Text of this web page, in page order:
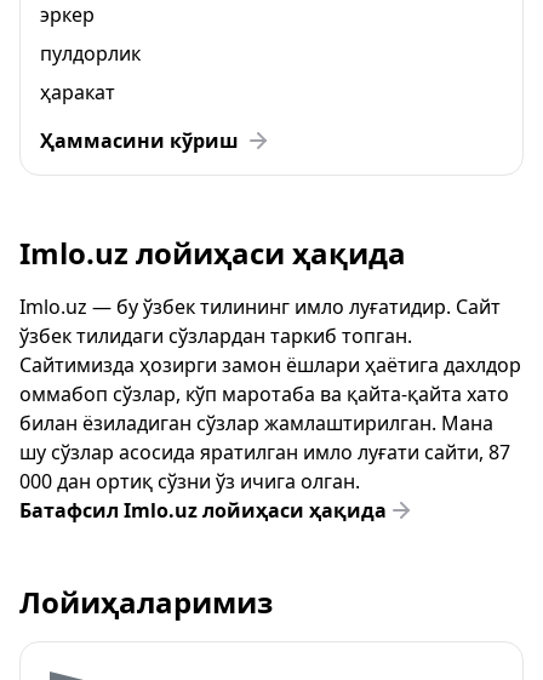
эркер
пулдорлик
ҳаракат
Ҳаммасини кўриш
Imlo.uz лойиҳаси ҳақида
Imlo.uz — бу ўзбек тилининг имло луғатидир. Сайт
ўзбек тилидаги сўзлардан таркиб топган.
Сайтимизда ҳозирги замон ёшлари ҳаётига дахлдор
оммабоп сўзлар, кўп маротаба ва қайта-қайта хато
билан ёзиладиган сўзлар жамлаштирилган. Мана
шу сўзлар асосида яратилган имло луғати сайти, 87
000 дан ортиқ сўзни ўз ичига олган.
Батафсил Imlo.uz лойиҳаси ҳақида
Лойиҳаларимиз